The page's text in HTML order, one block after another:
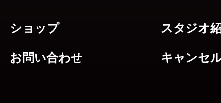
ショップ スタジオ
お問い合わせ キャンセ